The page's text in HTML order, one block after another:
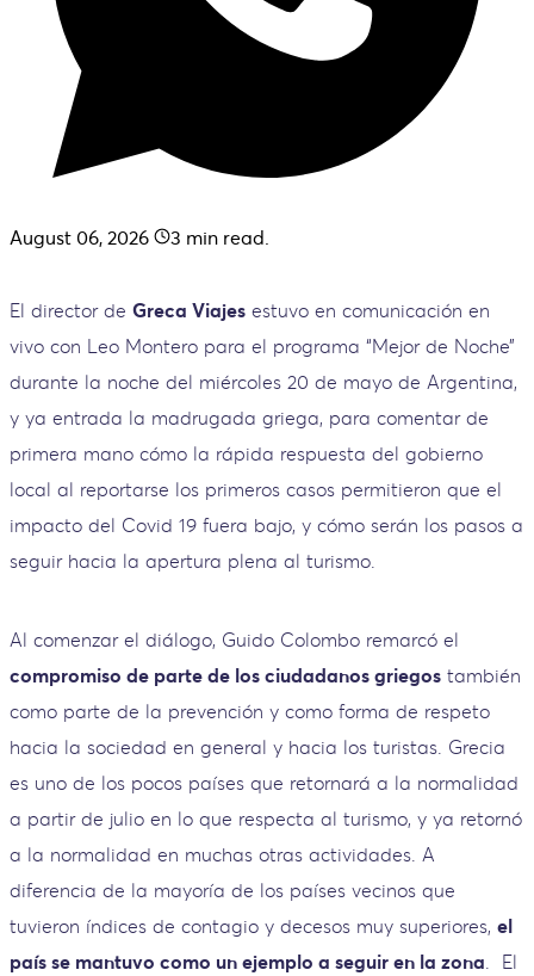
August 06, 2026 3 min read.
El director de Greca Viajes estuvo en comunicación en
vivo con Leo Montero para el programa “Mejor de Noche”
durante la noche del miércoles 20 de mayo de Argentina,
y ya entrada la madrugada griega, para comentar de
primera mano cómo la rápida respuesta del gobierno
local al reportarse los primeros casos permitieron que el
impacto del Covid 19 fuera bajo, y cómo serán los pasos a
seguir hacia la apertura plena al turismo.
Al comenzar el diálogo, Guido Colombo remarcó el
compromiso de parte de los ciudadanos griegos también
como parte de la prevención y como forma de respeto
hacia la sociedad en general y hacia los turistas. Grecia
es uno de los pocos países que retornará a la normalidad
a partir de julio en lo que respecta al turismo, y ya retornó
a la normalidad en muchas otras actividades. A
diferencia de la mayoría de los países vecinos que
tuvieron índices de contagio y decesos muy superiores, el
país se mantuvo como un ejemplo a seguir en la zona. El